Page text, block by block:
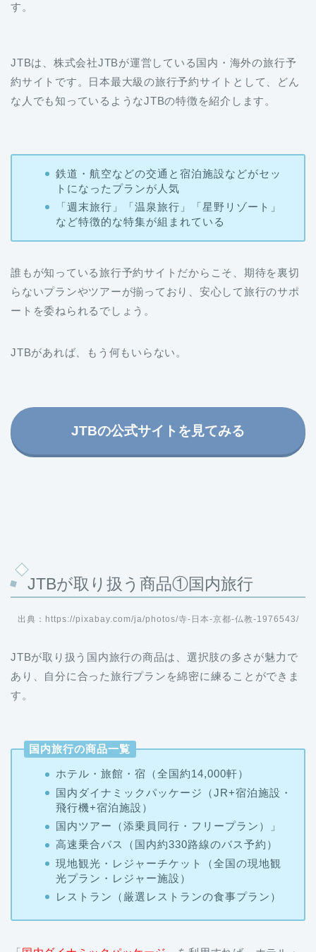
す。
JTBは、株式会社JTBが運営している国内・海外の旅行予
約サイトです。日本最大級の旅行予約サイトとして、どん
な人でも知っているようなJTBの特徴を紹介します。
鉄道・航空などの交通と宿泊施設などがセッ
トになったプランが人気
「週末旅行」「温泉旅行」「星野リゾート」
など特徴的な特集が組まれている
誰もが知っている旅行予約サイトだからこそ、期待を裏切
らないプランやツアーが揃っており、安心して旅行のサポ
ートを委ねられるでしょう。
JTBがあれば、もう何もいらない。
JTBの公式サイトを見てみる
JTBが取り扱う商品①国内旅行
出典：https://pixabay.com/ja/photos/寺-日本-京都-仏教-1976543/
JTBが取り扱う国内旅行の商品は、選択肢の多さが魅力で
あり、自分に合った旅行プランを綿密に練ることができま
す。
国内旅行の商品一覧
ホテル・旅館・宿（全国約14,000軒）
国内ダイナミックパッケージ（JR+宿泊施設・
飛行機+宿泊施設）
国内ツアー（添乗員同行・フリープラン）」
高速乗合バス（国内約330路線のバス予約）
現地観光・レジャーチケット（全国の現地観
光プラン・レジャー施設）
レストラン（厳選レストランの食事プラン）